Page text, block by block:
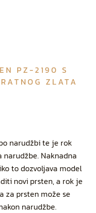
PZ-2190 S
ZLATA
narudžbi te je rok
Naknadna
to dozvoljava model
novi prsten, a rok je
za prsten može se
narudžbe.